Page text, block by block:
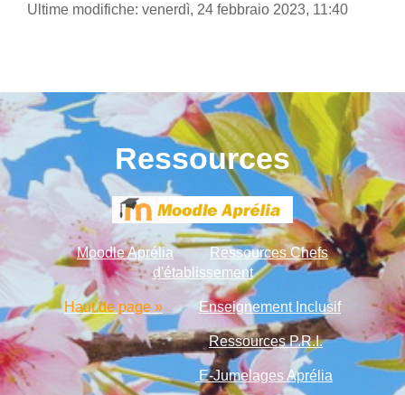
Ultime modifiche: venerdì, 24 febbraio 2023, 11:40
Ressources
Moodle Aprélia
Ressources Chefs
d'établissement
Haut de page » Enseignement Inclusif
Ressources P.R.I.
E-Jumelages Aprélia